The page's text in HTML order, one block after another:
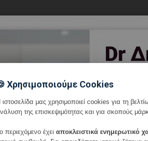
Χρησιμοποιούμε Cookies
μας χρησιμοποιεί cookies για τη
της επισκεψιμότητας και για σκοπούς
περιεχόμενο έχει αποκλειστικά ενημερωτικό